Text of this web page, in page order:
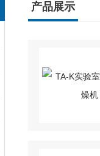
产品展示